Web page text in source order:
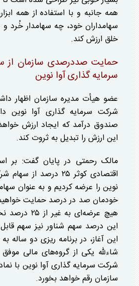
همه جانبه و با استفاده از همه
سهامداران خود، چه سهامدار
خلق ارزش کند.
حمایت صددرصدی سازمان از
سرمایه گذاری آوا نوین
عضو هیأت مدیره سازمان اظهار
شرکت سرمایه گذاری آوا نوین
صندوق درآمد که ایجاد ارزش
این ارزش را تبدیل به ثروت کند.
مالک رحمتی در پایان گفت: بر
اقتصادی کوثر ۲۵ درصد
نوین را عرضه کردیم و به عنوان
خودمان صد در درصد حمایت خواهیم
هیچ عرضه‌ای
این درصد سهم شناور نیز سهم
این آغاز، در برنامه ریزی دو ساله
شاءلله یکی از گروه‌های مالی موفق
شرکت سرمایه گذاری آوا نوین با
سازمان رقم خواهد بخورد.